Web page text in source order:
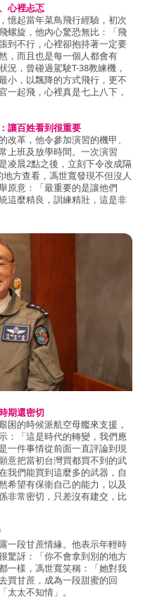
心裡忐忑
起當年菜鳥飛行經驗，初次
螺旋，他內心驚恐無比：「飛
到不行，心裡卻抱持著一定要
，而且也是每一個人都會有
況，曾碰過駕駛T-38教練機，
小，以飄降的方式飛行，更不
一起飛，心裡真是七上八下，
讓百姓看到很重要
革，他令參加演習的機甲、
上班及放學時間。一次演習
凌晨2點之後，立刻下令改成隔
方查看，馮世寬發現不但沒人
原意：「最重要的是讓他們
這麼精良，訓練精壯，這是非
期還密切
的時候派航空母艦來支援，
：「這是時代的轉變，我們應
一件事情從前面一直評論到現
意把當初台灣買都買不到的武
我們能買到這麼多的武器，自
希望有保衛自己的能力，以及
非常密切，只差沒有建交，比
段甘蔗情緣。他表示年輕時
驚訝：「你不會拿到別的地方
一樣，馮世寬笑稱：「她對我
買甘蔗，成為一段甜蜜的回
太不知情」。